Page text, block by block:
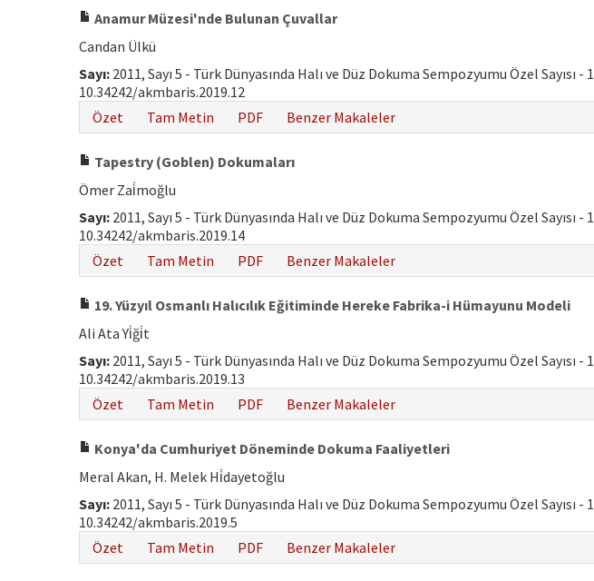
Anamur Müzesi'nde Bulunan Çuvallar
Candan Ülkü
Sayı: 2011, Sayı 5 - Türk Dünyasında Halı ve Düz Dokuma Sempozyumu Özel Sayısı - 1
10.34242/akmbaris.2019.12
Özet Tam Metin PDF Benzer Makaleler
Tapestry (Goblen) Dokumaları
Ömer Zai̇moğlu
Sayı: 2011, Sayı 5 - Türk Dünyasında Halı ve Düz Dokuma Sempozyumu Özel Sayısı - 1
10.34242/akmbaris.2019.14
Özet Tam Metin PDF Benzer Makaleler
19. Yüzyıl Osmanlı Halıcılık Eğitiminde Hereke Fabrika-i Hümayunu Modeli
Ali Ata Yi̇ği̇t
Sayı: 2011, Sayı 5 - Türk Dünyasında Halı ve Düz Dokuma Sempozyumu Özel Sayısı - 1
10.34242/akmbaris.2019.13
Özet Tam Metin PDF Benzer Makaleler
Konya'da Cumhuriyet Döneminde Dokuma Faaliyetleri
Meral Akan, H. Melek Hi̇dayetoğlu
Sayı: 2011, Sayı 5 - Türk Dünyasında Halı ve Düz Dokuma Sempozyumu Özel Sayısı - 1
10.34242/akmbaris.2019.5
Özet Tam Metin PDF Benzer Makaleler